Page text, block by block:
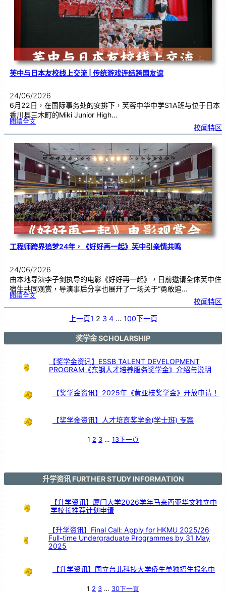
芙中与日本友校线上交流 | 传统游戏连结跨国友谊
24/06/2026
6月22日，在国际事务处的安排下，芙蓉中华中学S1A班与位于日本
香川县三木町的Miki Junior High…
閱讀全文:芙
日
友
校
线
上
流
|传
统
游
戏
连
结
跨
国
友
谊
校闻特区
工程师跨界追梦24年，《好好再一起》芙中引亲情共鸣
24/06/2026
由本地导演李子剑执导的电影《好好再一起》，日前邀请全体芙中住
宿生共同观赏，导演事后分享也展开了一场关于“勇敢追…
閱讀全文:工
跨
，
好
校闻特区
上一頁1 2 3 4 … 100下一頁
奖学金 SCHOLARSHIP
【奖学金资讯】ESSB TALENT DEVELOPMENT
PROGRAM《东钢人才培养服务奖学金》介绍与说明
【奖学金资讯】2025年《黄亚枝奖学金》开放申请！
【奖学金资讯】人才培育奖学金(学士班) 专案
1 2 3 … 13下一頁
升学资讯 FURTHER STUDY INFORMATION
【升学资讯】厦门大学2026学年马来西亚华文独立中
学校长推荐计划申请
【升学资讯】Final Call: Apply for HKMU 2025/26
Full-time Undergraduate Programmes by 31 May
2025
【升学资讯】国立台北科技大学侨生单独招生报名中
1 2 3 … 30下一頁